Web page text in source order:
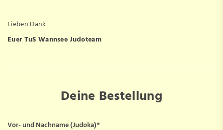
Lieben Dank
Euer TuS Wannsee Judoteam
Deine Bestellung
Vor- und Nachname (Judoka)*